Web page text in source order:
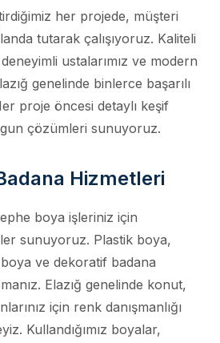
her projede, müşteri
tutarak çalışıyoruz. Kaliteli
ustalarımız ve modern
genelinde binlerce başarılı
proje öncesi detaylı keşif
çözümleri sunuyoruz.
Hizmetleri
boya işleriniz için
sunuyoruz. Plastik boya,
ve dekoratif badana
Elazığ genelinde konut,
için renk danışmanlığı
Kullandığımız boyalar,